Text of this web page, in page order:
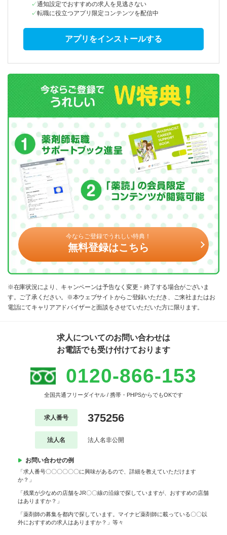
通知設定でおすすめの求人を見逃さない
転職に役立つアプリ限定コンテンツを配信中
アプリをインストールする
今ならご登録でうれしい特典！
無料登録はこちら
※在庫状況により、キャンペーンは予告なく変更・終了する場合がございま
す。ご了承ください。※本ウェブサイトからご登録いただき、ご来社またはお
電話にてキャリアアドバイザーと面談をさせていただいた方に限ります。
求人についてのお問い合わせは
お電話でも受け付けております
0120-866-153
全国共通フリーダイヤル / 携帯・PHPSからでもOKです
求人番号 375256
法人名 法人名非公開
お問い合わせの例
「求人番号〇〇〇〇〇〇に興味があるので、詳細を教えていただけます
か？」
「残業が少なめの店舗をJR〇〇線の沿線で探していますが、おすすめの店舗
はありますか？」
「薬剤師の募集を都内で探しています。マイナビ薬剤師に載っている〇〇以
外におすすめの求人はありますか？」等々